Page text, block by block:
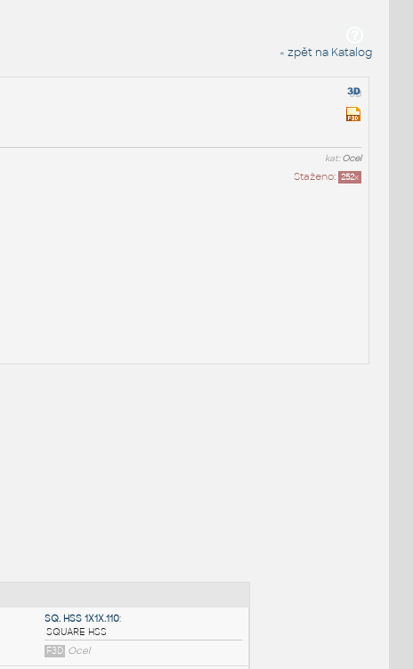
« zpět na Katalog
kat:Ocel
Staženo: 252x